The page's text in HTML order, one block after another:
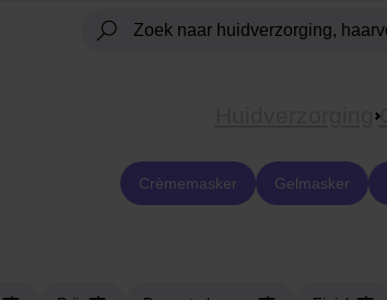
Crèmemasker Gelmasker